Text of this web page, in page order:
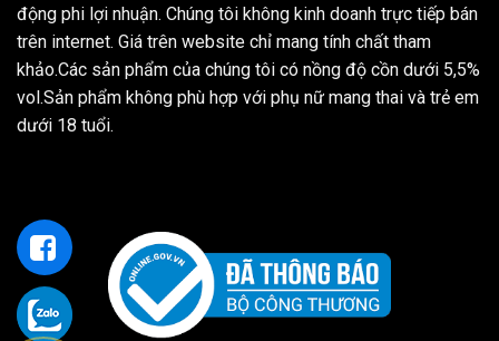
được trộn lẫn với nước cola để tạo ra một loại cocktail phổ
biến được gọi là “Captain and Coke”. Kết hợp giữa hương vị
ngọt ngào của cola và hương vị đặc trưng của rượu rum tạo
ra một hương vị độc đáo.
Sử dụng trong các loại cocktail: Rượu Captain Morgan cũng
cocktail khác.
Khi thưởng thức rượu Captain Morgan, nên thưởng thức một
cách có trách nhiệm và không nên uống quá mức. Ngoài ra,
cần nhớ rằng rượu là sản phẩm có chứa cồn và không phù
động phi lợi nhuận. Chúng tôi không kinh doanh trực tiếp bán
trên internet. Giá trên website chỉ mang tính chất tham
khảo.Các sản phẩm của chúng tôi có nồng độ cồn dưới 5,5%
vol.Sản phẩm không phù hợp với phụ nữ mang thai và trẻ em
dưới 18 tuổi.